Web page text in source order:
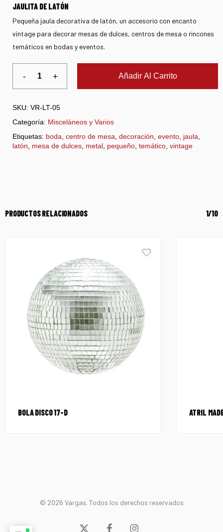
JAULITA DE LATÓN
Pequeña jaula decorativa de latón, un accesorio con encanto
vintage para decorar mesas de dulces, centros de mesa o rincones
temáticos en bodas y eventos.
Añadir Al Carrito
SKU: VR-LT-05
Categoría: Misceláneos y Varios
Etiquetas: boda centro de mesa decoración evento jaula
latón
mesa de dulces metal pequeño temático vintage
PRODUCTOS RELACIONADOS 1/10
BOLA DISCO 17-D ATRIL
© 2026 Vargas. Todos los derechos reservados
x- facebookinstagram